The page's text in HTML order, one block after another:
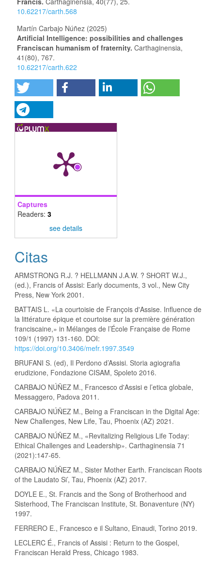
10.62217/carth.568
Martín Carbajo Núñez (2025)
Artificial Intelligence: possibilities and challenges
Franciscan humanism of fraternity. Carthaginensia,
41 (80), 767.
10.62217/carth.622
Captures
Readers: 3
see details
Citas
ARMSTRONG R.J. ? HELLMANN J.A.W. ? SHORT W.J.,
(ed.), Francis of Assisi: Early documents, 3 vol., New City
Press, New York 2001.
BATTAIS L. «La courtoisie de François d'Assise. Influence de
la littérature épique et courtoise sur la première génération
franciscaine,» in Mélanges de l’École Française de Rome
109/1 (1997) 131-160. DOI:
https://doi.org/10.3406/mefr.1997.3549
BRUFANI S. (ed), Il Perdono d’Assisi. Storia agiografia
erudizione, Fondazione CISAM, Spoleto 2016.
CARBAJO NÚÑEZ M., Francesco d'Assisi e l’etica globale,
Messaggero, Padova 2011.
CARBAJO NÚÑEZ M., Being a Franciscan in the Digital Age:
New Challenges, New Life, Tau, Phoenix (AZ) 2021.
CARBAJO NÚÑEZ M., «Revitalizing Religious Life Today:
Ethical Challenges and Leadership». Carthaginensia 71
(2021):147-65.
CARBAJO NÚÑEZ M., Sister Mother Earth. Franciscan Roots
of the Laudato Si’, Tau, Phoenix (AZ) 2017.
DOYLE E., St. Francis and the Song of Brotherhood and
Sisterhood, The Franciscan Institute, St. Bonaventure (NY)
1997.
FERRERO E., Francesco e il Sultano, Einaudi, Torino 2019.
LECLERC É., Francis of Assisi : Return to the Gospel,
Franciscan Herald Press, Chicago 1983.